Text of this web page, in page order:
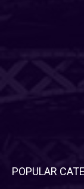
POPULAR